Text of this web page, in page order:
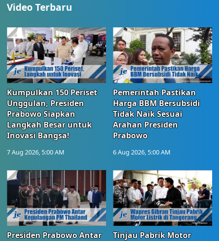
Video Terbaru
Kumpulkan 150 Periset
Unggulan, Presiden
Prabowo Siapkan
Langkah Besar untuk
Inovasi Bangsa!
7 Aug 2026, 5:00 AM
Pemerintah Pastikan
Harga BBM Bersubsidi
Tidak Naik Sesuai
Arahan Presiden
Prabowo
6 Aug 2026, 5:00 AM
Presiden Prabowo Antar
Tinjau Pabrik Motor